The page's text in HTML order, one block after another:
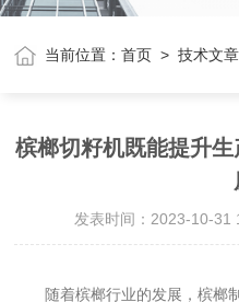
当前位置：首页 >技术文章
槟榔切籽机既能提升
发表时间：2023-10-
随着槟榔行业的发展，槟榔